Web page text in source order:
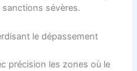
sévères.
le dépassement
précision les zones où le